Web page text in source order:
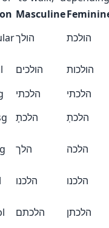
Masculine
הולך הולכת
הולכים הולכות
הלכתי הלכתי
הלכתָ הלכתְ
הלך הלכה
הלכנו הלכנו
הלכתם הלכתן